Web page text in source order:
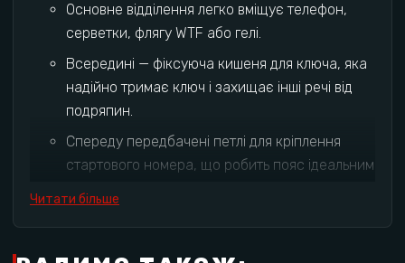
Основне відділення легко вміщує телефон,
серветки, флягу WTF або гелі.
Всередині — фіксуюча кишеня для ключа, яка
надійно тримає ключ і захищає інші речі від
подряпин.
Спереду передбачені петлі для кріплення
стартового номера, що робить пояс ідеальним
для змагань.
Читати більше